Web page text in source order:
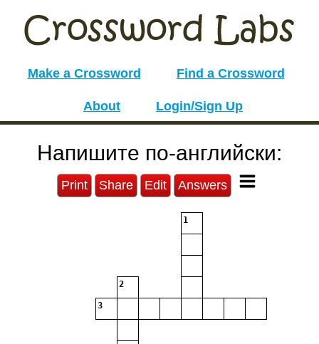
Make a Crossword Find a Crossword
About Login/Sign Up
Напишите по-английски:
Print Share Edit Answers
1
2
3